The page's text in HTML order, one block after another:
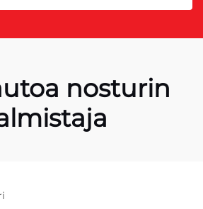
nosturin